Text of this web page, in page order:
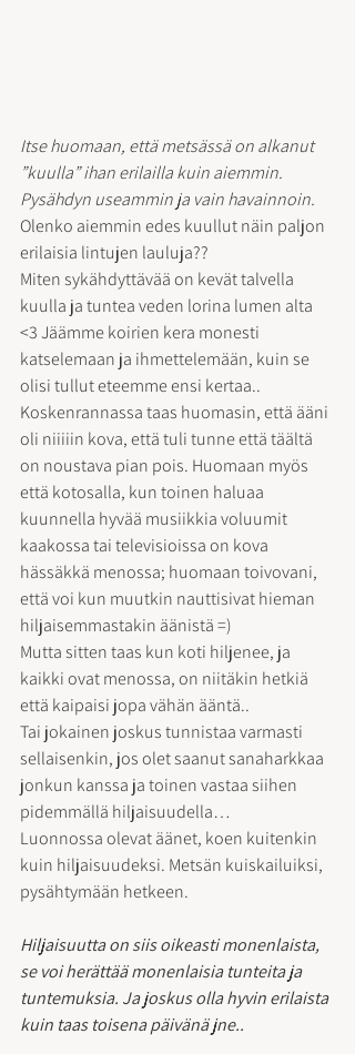
Itse huomaan, että metsässä on alkanut
”kuulla” ihan erilailla kuin aiemmin.
Pysähdyn useammin ja vain havainnoin.
Olenko aiemmin edes kuullut näin paljon
erilaisia lintujen lauluja??
Miten sykähdyttävää on kevät talvella
kuulla ja tuntea veden lorina lumen alta
<3 Jäämme koirien kera monesti
katselemaan ja ihmettelemään, kuin se
olisi tullut eteemme ensi kertaa..
Koskenrannassa taas huomasin, että ääni
oli niiiiin kova, että tuli tunne että täältä
on noustava pian pois. Huomaan myös
että kotosalla, kun toinen haluaa
kuunnella hyvää musiikkia voluumit
kaakossa tai televisioissa on kova
hässäkkä menossa; huomaan toivovani,
että voi kun muutkin nauttisivat hieman
hiljaisemmastakin äänistä =)
Mutta sitten taas kun koti hiljenee, ja
kaikki ovat menossa, on niitäkin hetkiä
että kaipaisi jopa vähän ääntä..
Tai jokainen joskus tunnistaa varmasti
sellaisenkin, jos olet saanut sanaharkkaa
jonkun kanssa ja toinen vastaa siihen
pidemmällä hiljaisuudella…
Luonnossa olevat äänet, koen kuitenkin
kuin hiljaisuudeksi. Metsän kuiskailuiksi,
pysähtymään hetkeen.
Hiljaisuutta on siis oikeasti monenlaista,
se voi herättää monenlaisia tunteita ja
tuntemuksia. Ja joskus olla hyvin erilaista
kuin taas toisena päivänä jne..